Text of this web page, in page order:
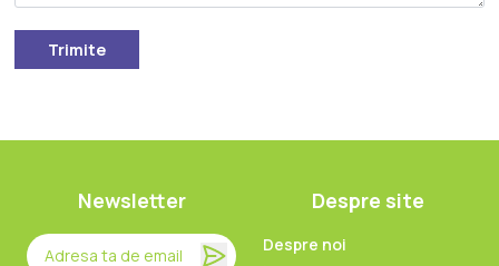
Trimite
Newsletter Despre site
Despre noi